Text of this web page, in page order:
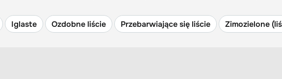
Iglaste Ozdobne liście Przebarwiające się liście Zimozielone